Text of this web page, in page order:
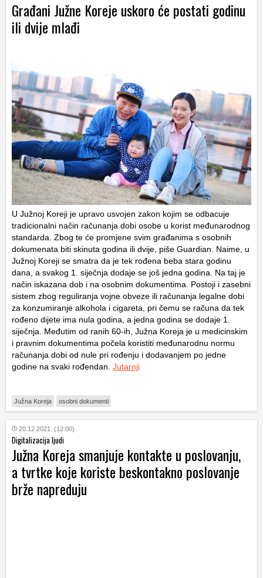
Građani Južne Koreje uskoro će postati godinu
ili dvije mlađi
U Južnoj Koreji je upravo usvojen zakon kojim se odbacuje
tradicionalni način računanja dobi osobe u korist međunarodnog
standarda. Zbog te će promjene svim građanima s osobnih
dokumenata biti skinuta godina ili dvije, piše Guardian. Naime, u
Južnoj Koreji se smatra da je tek rođena beba stara godinu
dana, a svakog 1. siječnja dodaje se još jedna godina. Na taj je
način iskazana dob i na osobnim dokumentima. Postoji i zasebni
sistem zbog reguliranja vojne obveze ili računanja legalne dobi
za konzumiranje alkohola i cigareta, pri čemu se računa da tek
rođeno dijete ima nula godina, a jedna godina se dodaje 1.
siječnja. Međutim od ranih 60-ih, Južna Koreja je u medicinskim
i pravnim dokumentima počela koristiti međunarodnu normu
računanja dobi od nule pri rođenju i dodavanjem po jedne
godine na svaki rođendan. Jutarnji
Južna Koreja osobni dokumenti
20.12.2021. (12:00)
Digitalizacija ljudi
Južna Koreja smanjuje kontakte u poslovanju,
a tvrtke koje koriste beskontakno poslovanje
brže napreduju